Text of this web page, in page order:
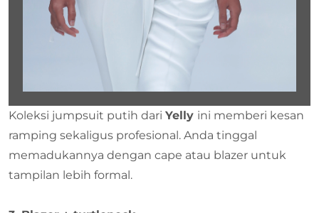
Koleksi jumpsuit putih dari Yelly ini memberi kesan
ramping sekaligus profesional. Anda tinggal
memadukannya dengan cape atau blazer untuk
tampilan lebih formal.